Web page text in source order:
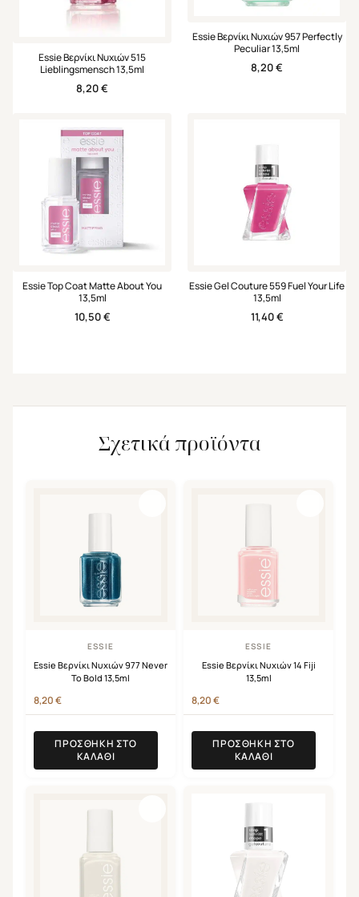
Essie Βερνίκι Νυχιών 515
Lieblingsmensch 13,5ml
8,20€
Essie Βερνίκι Νυχιών 957 Perfectly
Peculiar 13,5ml
8,20€
Essie Top Coat Matte About You
13,5ml
10,50€
Essie Gel Couture 559 Fuel Your Life
13,5ml
11,40€
Σχετικά προϊόντα
ESSIE
Essie Βερνίκι Νυχιών 977 Never
To Bold 13,5ml
8,20€
ΠΡΟΣΘΉΚΗ ΣΤΟ
ΚΑΛΆΘΙ
ESSIE
Essie Βερνίκι Νυχιών 14 Fiji
13,5ml
8,20€
ΠΡΟΣΘΉΚΗ ΣΤΟ
ΚΑΛΆΘΙ